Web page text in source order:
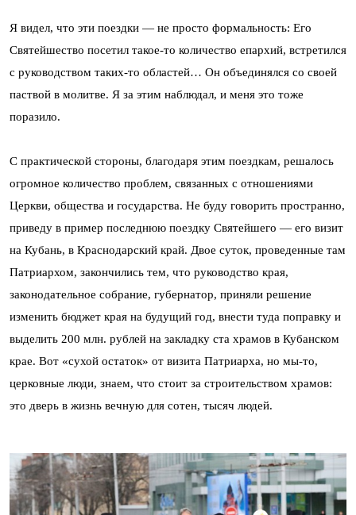
Я видел, что эти поездки — не просто формальность: Его
Святейшество посетил такое-то количество епархий, встретился
с руководством таких-то областей… Он объединялся со своей
паствой в молитве. Я за этим наблюдал, и меня это тоже
поразило.
С практической стороны, благодаря этим поездкам, решалось
огромное количество проблем, связанных с отношениями
Церкви, общества и государства. Не буду говорить пространно,
приведу в пример последнюю поездку Святейшего — его визит
на Кубань, в Краснодарский край. Двое суток, проведенные там
Патриархом, закончились тем, что руководство края,
законодательное собрание, губернатор, приняли решение
изменить бюджет края на будущий год, внести туда поправку и
выделить 200 млн. рублей на закладку ста храмов в Кубанском
крае. Вот «сухой остаток» от визита Патриарха, но мы-то,
церковные люди, знаем, что стоит за строительством храмов:
это дверь в жизнь вечную для сотен, тысяч людей.